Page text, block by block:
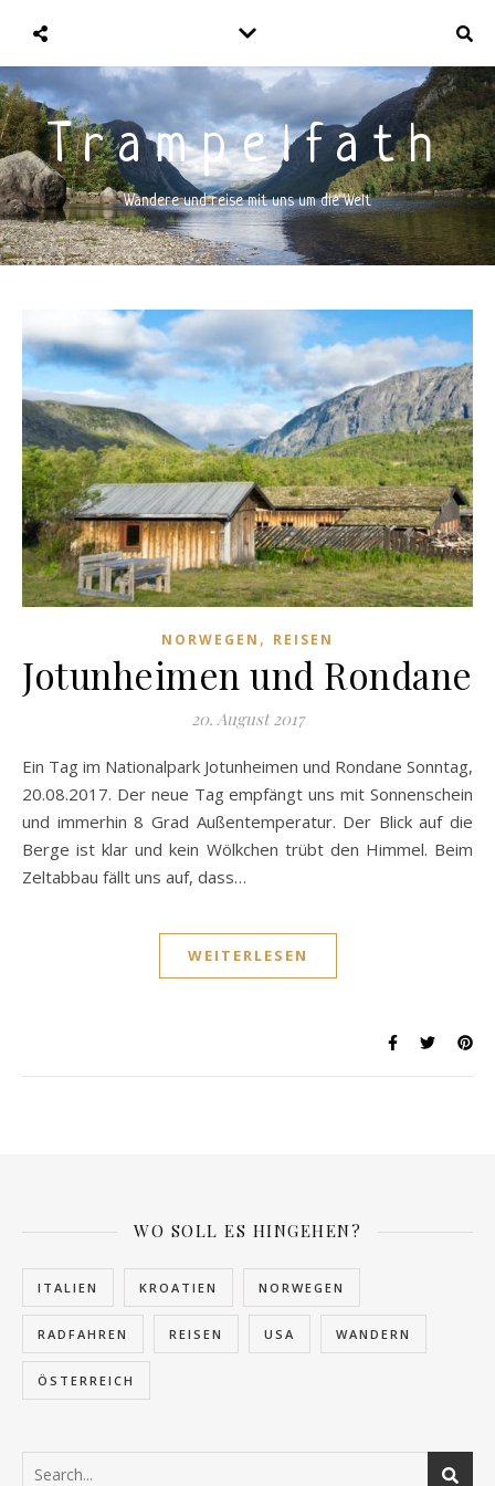
Trampelfath
Wandere und reise mit uns um die Welt
NORWEGEN , REISEN
Jotunheimen und Rondane
20. August 2017
Ein Tag im Nationalpark Jotunheimen und Rondane Sonntag,
20.08.2017. Der neue Tag empfängt uns mit Sonnenschein
und immerhin 8 Grad Außentemperatur. Der Blick auf die
Berge ist klar und kein Wölkchen trübt den Himmel. Beim
Zeltabbau fällt uns auf, dass…
WEITERLESEN
WO SOLL ES HINGEHEN?
ITALIEN KROATIEN NORWEGEN
RADFAHREN REISEN USA WANDERN
ÖSTERREICH